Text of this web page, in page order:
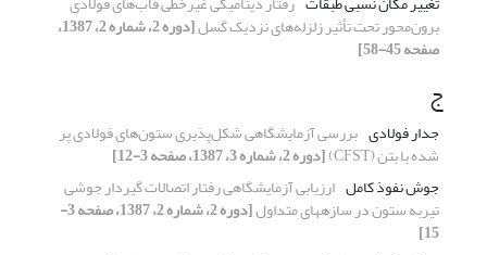
برون‌محور تحت تأثیر زلزله‌های نزدیک گسل [دوره 2، شماره 2، 1387،
صفحه 45-58]
ج
جدار فولادی بررسی آزمایشگاهی شکل‌پذیری ستون‌های فولادی پر
شده با بتن (CFST)
[دوره 2، شماره 3، 1387، صفحه 3-12]
جوش نفوذ کامل ارزیابی آزمایشگاهی رفتار اتصالات گیردار جوشی
تیربه ستون در سازههای متداول [دوره 2، شماره 2، 1387، صفحه 3-
15]